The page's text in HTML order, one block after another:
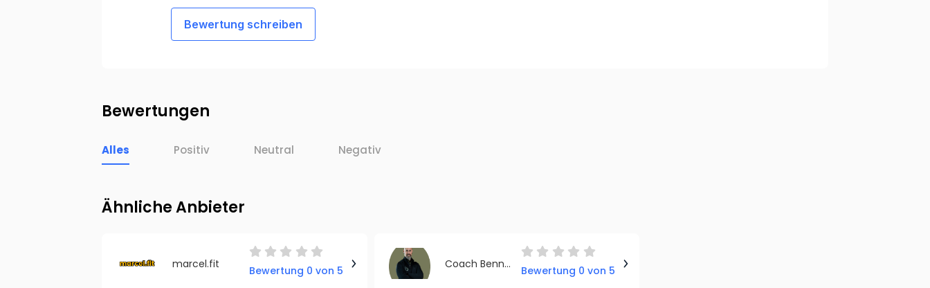
Bewertung schreiben
Bewertungen
Alles Positiv Neutral Negativ
Ähnliche Anbieter
marcel.fit
Bewertung 0 von 5
Coach Benny Steddin
Bewertung 0 von 5